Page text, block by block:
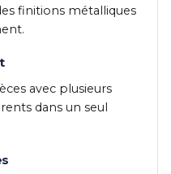
finitions métalliques
avec plusieurs
dans un seul